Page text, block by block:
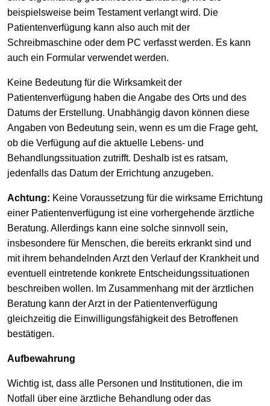
beispielsweise beim Testament verlangt wird. Die
Patientenverfügung kann also auch mit der
Schreibmaschine oder dem PC verfasst werden. Es kann
auch ein Formular verwendet werden.
Keine Bedeutung für die Wirksamkeit der
Patientenverfügung haben die Angabe des Orts und des
Datums der Erstellung. Unabhängig davon können diese
Angaben von Bedeutung sein, wenn es um die Frage geht,
ob die Verfügung auf die aktuelle Lebens- und
Behandlungssituation zutrifft. Deshalb ist es ratsam,
jedenfalls das Datum der Errichtung anzugeben.
Achtung: Keine Voraussetzung für die wirksame Errichtung
einer Patientenverfügung ist eine vorhergehende ärztliche
Beratung. Allerdings kann eine solche sinnvoll sein,
insbesondere für Menschen, die bereits erkrankt sind und
mit ihrem behandelnden Arzt den Verlauf der Krankheit und
eventuell eintretende konkrete Entscheidungssituationen
beschreiben wollen. Im Zusammenhang mit der ärztlichen
Beratung kann der Arzt in der Patientenverfügung
gleichzeitig die Einwilligungsfähigkeit des Betroffenen
bestätigen.
Aufbewahrung
Wichtig ist, dass alle Personen und Institutionen, die im
Notfall über eine ärztliche Behandlung oder das